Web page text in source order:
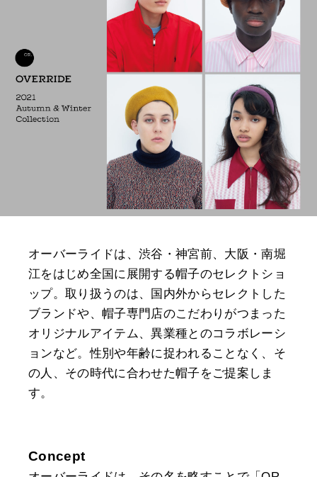
オーバーライドは、渋谷・神宮前、大阪・南堀
江をはじめ全国に展開する帽子のセレクトショ
ップ。取り扱うのは、国内外からセレクトした
ブランドや、帽子専門店のこだわりがつまった
オリジナルアイテム、異業種とのコラボレーシ
ョンなど。性別や年齢に捉われることなく、そ
の人、その時代に合わせた帽子をご提案しま
す。
Concept